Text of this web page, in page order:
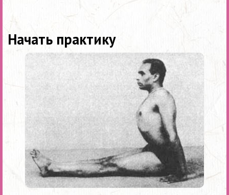
Начать практику